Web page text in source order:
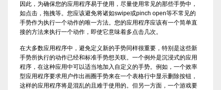
因此，为确保您的应用程序易于使用，尽量使用常见的那些手势中，
如点击，拖拽等。您应该避免将诸如swipe或pinch open等不常见的
手势作为执行一个动作的唯一方法。您的应用程序应该有一个简单直
接的方法来执行一个动作，即使它意味着多点击几次。
在大多数应用程序中，避免定义新的手势同样很重要，特别是这些新
手势所执行的动作已经和标准手势想关联。一个例外是沉浸式的应用
程序，在这种应用中可以适当地加入自定义的手势。例如，一个效率
型应用程序要求用户作出画圈手势来在一个表格行中显示删除按钮，
这样的应用程序将是混乱的且难于使用的。但另一方面，一个游戏要